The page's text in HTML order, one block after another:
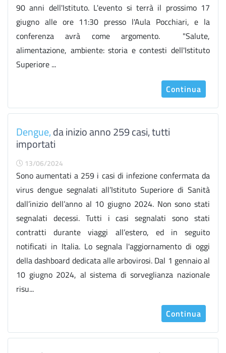
90 anni dell'Istituto. L'evento si terrà il prossimo 17
giugno alle ore 11:30 presso l'Aula Pocchiari, e la
conferenza avrà come argomento. "Salute,
alimentazione, ambiente: storia e contesti dell'Istituto
Superiore ...
Continua
Dengue,da inizio anno 259 casi, tutti
importati
13/06/2024
Sono aumentati a 259 i casi di infezione confermata da
virus dengue segnalati all’Istituto Superiore di Sanità
dall’inizio dell’anno al 10 giugno 2024. Non sono stati
segnalati decessi. Tutti i casi segnalati sono stati
contratti durante viaggi all’estero, ed in seguito
notificati in Italia. Lo segnala l'aggiornamento di oggi
della dashboard dedicata alle arbovirosi. Dal 1 gennaio al
10 giugno 2024, al sistema di sorveglianza nazionale
risu...
Continua